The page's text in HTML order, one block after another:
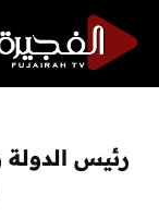
رئيس الدولة